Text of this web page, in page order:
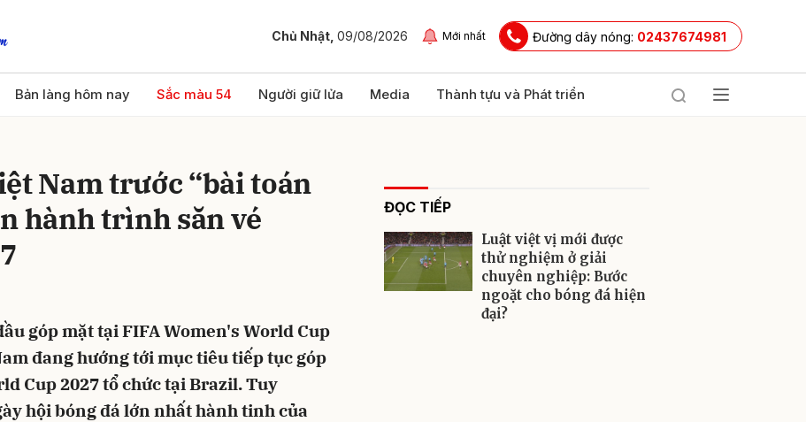
Chủ Nhật, 09/08/2026 Mới nhất Đường dây nóng: 02437674981
Bản làng hôm nay Sắc màu 54 Người giữ lửa Media Thành tựu và Phát triển
Nam trước “bài toán
hành trình săn vé
góp mặt tại FIFA Women's World Cup
đang hướng tới mục tiêu tiếp tục góp
Cup 2027 tổ chức tại Brazil. Tuy
hội bóng đá lớn nhất hành tinh của
ĐỌC TIẾP
Luật việt vị mới được
thử nghiệm ở giải
chuyên nghiệp: Bước
ngoặt cho bóng đá hiện
đại?
bình luận
Gửi